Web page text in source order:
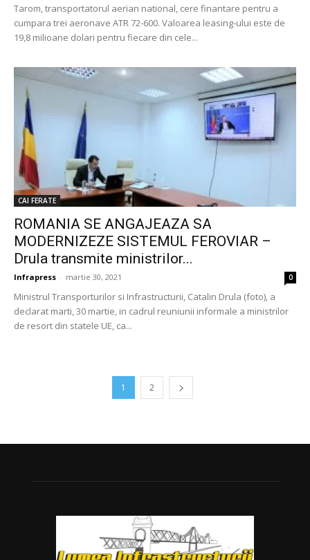
Tarom, transportatorul aerian national, cere finantare pentru a
cumpara trei aeronave ATR 72-600. Valoarea leasing-ului este de
19,8 milioane dolari pentru fiecare din cele...
CAI FERATE
ROMANIA SE ANGAJEAZA SA
MODERNIZEZE SISTEMUL FEROVIAR –
Drula transmite ministrilor...
Infrapress - martie 30, 2021 0
Ministrul Transporturilor si Infrastructurii, Catalin Drula (foto), a
declarat marti, 30 martie, in cadrul reuniunii informale a ministrilor
de resort din statele UE, ca...
1 2